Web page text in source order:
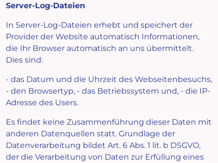
Server-Log-Dateien
In Server-Log-Dateien erhebt und speichert der
Provider der Website automatisch Informationen,
die Ihr Browser automatisch an uns übermittelt.
Dies sind:
- das Datum und die Uhrzeit des Webseitenbesuchs,
- den Browsertyp, - das Betriebssystem und, - die IP-
Adresse des Users.
Es findet keine Zusammenführung dieser Daten mit
anderen Datenquellen statt. Grundlage der
Datenverarbeitung bildet Art. 6 Abs. 1 lit. b DSGVO,
der die Verarbeitung von Daten zur Erfüllung eines